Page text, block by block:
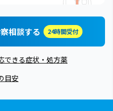
相談する 24時間受付
できる症状・処方薬
目安